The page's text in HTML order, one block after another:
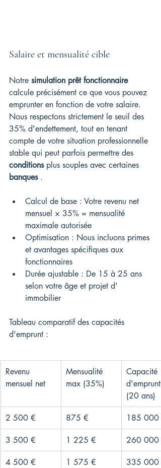
Salaire et mensualité cible
Notre simulation prêt fonctionnaire
calcule précisément ce que vous pouvez
emprunter en fonction de votre salaire.
Nous respectons strictement le seuil des
35% d'endettement, tout en tenant
compte de votre situation professionnelle
stable qui peut parfois permettre des
conditions plus souples avec certaines
banques .
Calcul de base : Votre revenu net
mensuel × 35% = mensualité
maximale autorisée
Optimisation : Nous incluons primes
et avantages spécifiques aux
fonctionnaires
Durée ajustable : De 15 à 25 ans
selon votre âge et projet d'
immobilier
Tableau comparatif des capacités
d'emprunt :
Revenu
mensuel net
Mensualité
max (35%)
Capacité
d'emprunt
(20 ans)
2 500 € 875 € 185 000 €
3 500 € 1 225 € 260 000 €
4 500 € 1 575 € 335 000 €